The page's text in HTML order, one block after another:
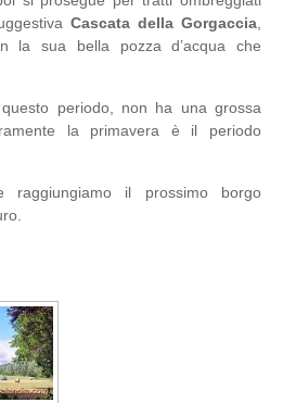
Cascata della Gorgaccia
la sua bella pozza d’acqua che
periodo, non ha una grossa
la primavera è il periodo
raggiungiamo il prossimo borgo